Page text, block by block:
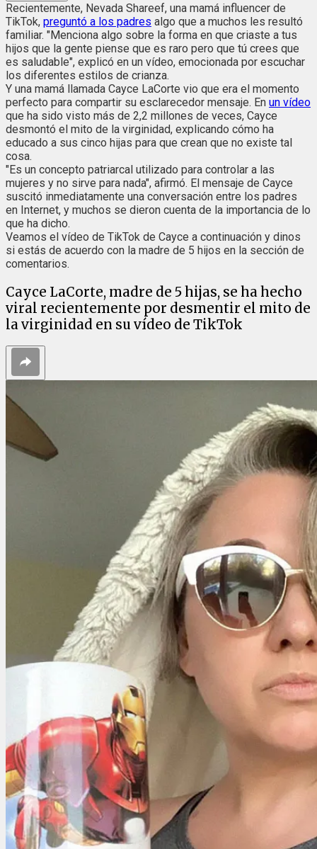
Recientemente, Nevada Shareef, una mamá influencer de
TikTok, preguntó a los padres algo que a muchos les resultó
familiar. "Menciona algo sobre la forma en que criaste a tus
hijos que la gente piense que es raro pero que tú crees que
es saludable", explicó en un vídeo, emocionada por escuchar
los diferentes estilos de crianza.
Y una mamá llamada Cayce LaCorte vio que era el momento
perfecto para compartir su esclarecedor mensaje. En un vídeo
que ha sido visto más de 2,2 millones de veces, Cayce
desmontó el mito de la virginidad, explicando cómo ha
educado a sus cinco hijas para que crean que no existe tal
cosa.
"Es un concepto patriarcal utilizado para controlar a las
mujeres y no sirve para nada", afirmó. El mensaje de Cayce
suscitó inmediatamente una conversación entre los padres
en Internet, y muchos se dieron cuenta de la importancia de lo
que ha dicho.
Veamos el vídeo de TikTok de Cayce a continuación y dinos
si estás de acuerdo con la madre de 5 hijos en la sección de
comentarios.
Cayce LaCorte, madre de 5 hijas, se ha hecho
viral recientemente por desmentir el mito de
la virginidad en su vídeo de TikTok